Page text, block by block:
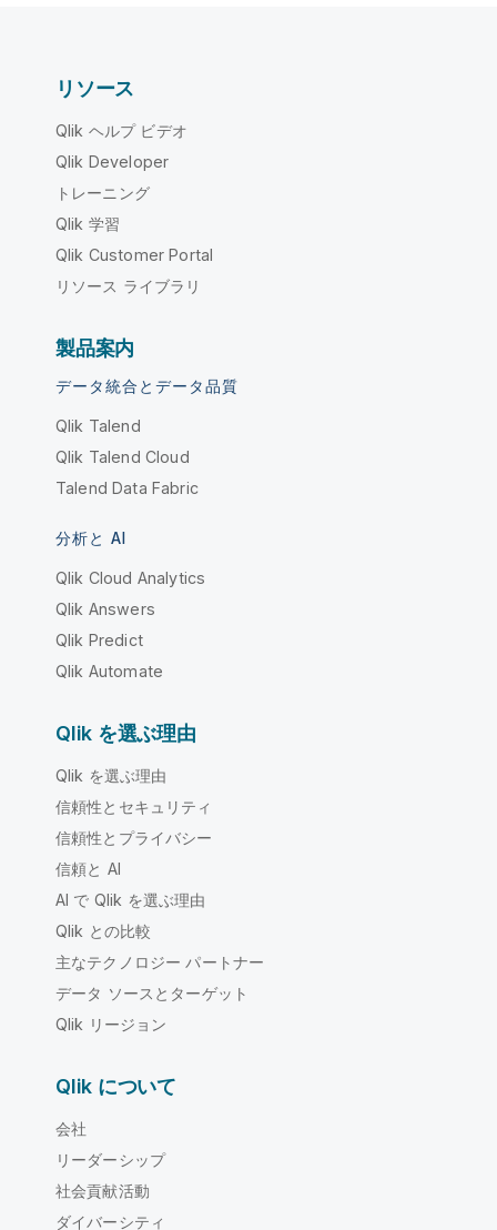
リソース
Qlik ヘルプ ビデオ
Qlik Developer
トレーニング
Qlik 学習
Qlik Customer Portal
リソース ライブラリ
製品案内
データ統合とデータ品質
Qlik Talend
Qlik Talend Cloud
Talend Data Fabric
分析と AI
Qlik Cloud Analytics
Qlik Answers
Qlik Predict
Qlik Automate
Qlik を選ぶ理由
Qlik を選ぶ理由
信頼性とセキュリティ
信頼性とプライバシー
信頼と AI
AI で Qlik を選ぶ理由
Qlik との比較
主なテクノロジー パートナー
データ ソースとターゲット
Qlik リージョン
Qlik について
会社
リーダーシップ
社会貢献活動
ダイバーシティ